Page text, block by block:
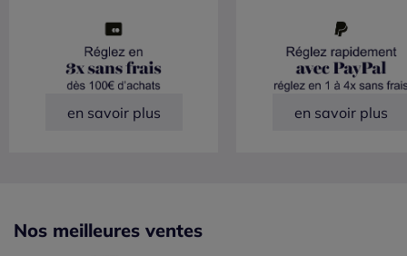
en savoir plus en savoir plus
Nos meilleures ventes